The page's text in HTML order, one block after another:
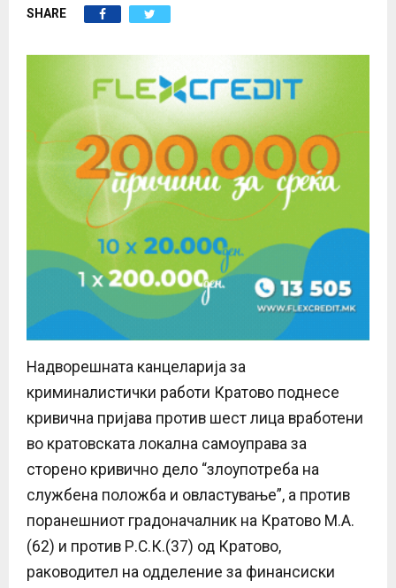
ESHARE
Надворешната канцеларија за
криминалистички работи Кратово поднесе
кривична пријава против шест лица вработени
во кратовската локална самоуправа за
сторено кривично дело “злоупотреба на
службена положба и овластување”, а против
поранешниот градоначалник на Кратово М.А.
(62) и против Р.С.К.(37) од Кратово,
раководител на одделение за финансиски